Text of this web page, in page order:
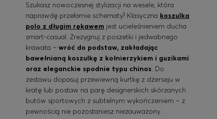
Szukasz nowoczesnej stylizacji na wesele, która
naprawdę przełamie schematy? Klasyczna koszulka
polo z długim rękawem jest ucieleśnieniem ducha
smart-casual. Zrezygnuj z poszetki i jedwabnego
krawata –wróć do podstaw, zakładając
bawełnianą koszulkę z kołnierzykiem i guzikami
oraz eleganckie spodnie typu chinos. Do
zestawu dopasuj przewiewną kurtkę z dżerseju w
kratę lub postaw na parę designerskich skórzanych
butów sportowych z subtelnym wykończeniem – z
pewnością nie pozostaniesz niezauważony.